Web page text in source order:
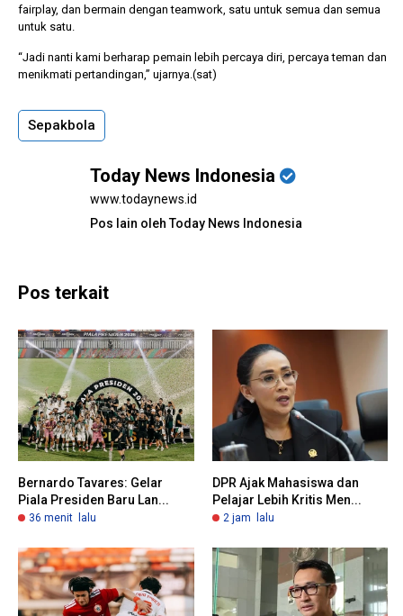
fairplay, dan bermain dengan teamwork, satu untuk semua dan semua
untuk satu.
“Jadi nanti kami berharap pemain lebih percaya diri, percaya teman dan
menikmati pertandingan,” ujarnya.(sat)
Sepakbola
Today News Indonesia
www.todaynews.id
Pos lain oleh Today News Indonesia
Pos terkait
Bernardo Tavares: Gelar
Piala Presiden Baru Lan...
36 menit lalu
DPR Ajak Mahasiswa dan
Pelajar Lebih Kritis Men...
2 jam lalu